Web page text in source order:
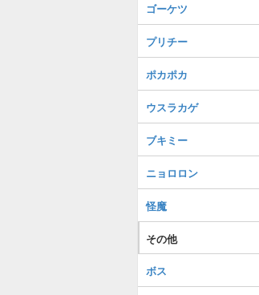
ゴーケツ
プリチー
ポカポカ
ウスラカゲ
ブキミー
ニョロロン
怪魔
その他
ボス